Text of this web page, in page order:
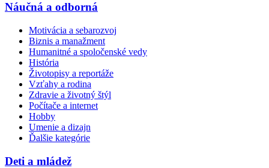
Náučná a odborná
Motivácia a sebarozvoj
Biznis a manažment
Humanitné a spoločenské vedy
História
Životopisy a reportáže
Vzťahy a rodina
Zdravie a životný štýl
Počítače a internet
Hobby
Umenie a dizajn
Ďalšie kategórie
Deti a mládež